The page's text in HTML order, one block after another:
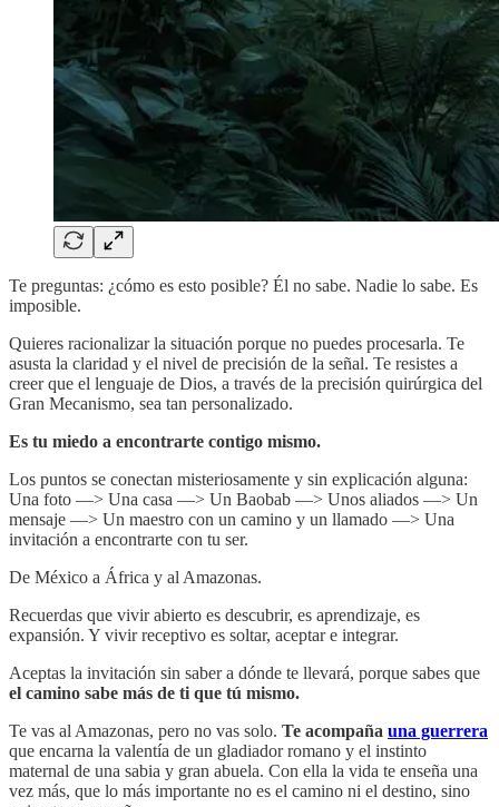
Te preguntas: ¿cómo es esto posible? Él no sabe. Nadie lo sabe. Es
imposible.
Quieres racionalizar la situación porque no puedes procesarla. Te
asusta la claridad y el nivel de precisión de la señal. Te resistes a
creer que el lenguaje de Dios, a través de la precisión quirúrgica del
Gran Mecanismo, sea tan personalizado.
Es tu miedo a encontrarte contigo mismo.
Los puntos se conectan misteriosamente y sin explicación alguna:
Una foto —> Una casa —> Un Baobab —> Unos aliados —> Un
mensaje —> Un maestro con un camino y un llamado —> Una
invitación a encontrarte con tu ser.
De México a África y al Amazonas.
Recuerdas que vivir abierto es descubrir, es aprendizaje, es
expansión. Y vivir receptivo es soltar, aceptar e integrar.
Aceptas la invitación sin saber a dónde te llevará, porque sabes que
el camino sabe más de ti que tú mismo.
Te vas al Amazonas, pero no vas solo. Te acompaña una guerrera
que encarna la valentía de un gladiador romano y el instinto
maternal de una sabia y gran abuela. Con ella la vida te enseña una
vez más, que lo más importante no es el camino ni el destino, sino